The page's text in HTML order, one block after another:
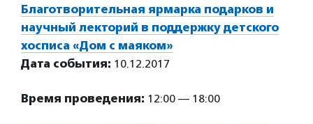
Благотворительная ярмарка подарков и
научный лекторий в поддержку детского
хосписа «Дом с маяком»
Дата события: 10.12.2017
Время проведения: 12:00 — 18:00